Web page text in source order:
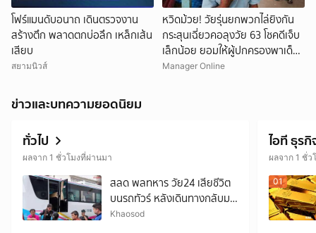
โฟร์แมนดับอนาถ เดินตรวจงาน
สร้างตึก พลาดตกบ่อลึก เหล็กเส้น
เสียบ
สยามนิวส์
หวิดม้วย! วัยรุ่นยกพวกไล่ยิงกัน
กระสุนเฉี่ยวคอลุงวัย 63 โชคดีเจ็บ
เล็กน้อย ยอมให้ผู้ปกครองพาเด็ก
ขอขมา
Manager Online
ข่าวและบทความยอดนิยม
ทั่วไป
ผลจาก 1 ชั่วโมงที่ผ่านมา
สลด พลทหาร วัย24 เสียชีวิต
บนรถทัวร์ หลังเดินทางกลับมา
เยี่ยมบ้าน
Khaosod
ไอที ธุรกิ
ผลจาก 1 ชั่
01